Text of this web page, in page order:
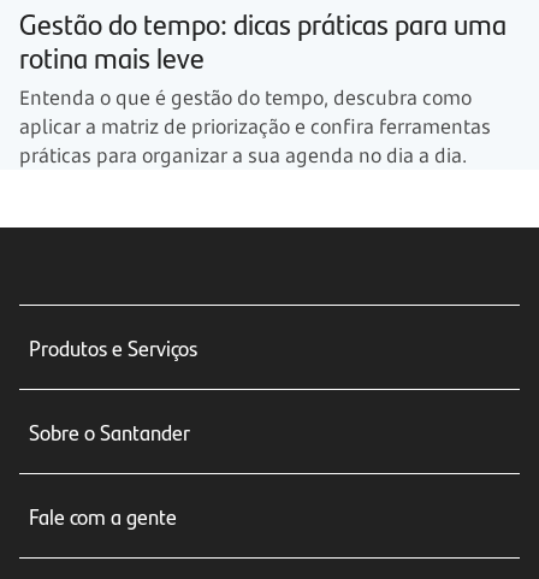
Gestão do tempo: dicas práticas para uma
rotina mais leve
Entenda o que é gestão do tempo, descubra como
aplicar a matriz de priorização e confira ferramentas
práticas para organizar a sua agenda no dia a dia.
Produtos e Serviços
Seguros
Crédito e Financiamentos
Sobre o Santander
Fale com a gente